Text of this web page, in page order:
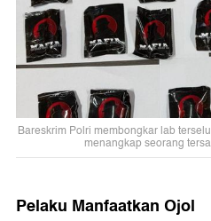
Bareskrim Polri membongkar lab
menangkap seorang
Pelaku Manfaatkan Ojol